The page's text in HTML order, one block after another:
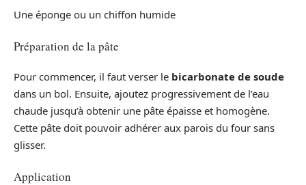
Une éponge ou un chiffon humide
Préparation de la pâte
Pour commencer, il faut verser le bicarbonate de soude
dans un bol. Ensuite, ajoutez progressivement de l’eau
chaude jusqu’à obtenir une pâte épaisse et homogène.
Cette pâte doit pouvoir adhérer aux parois du four sans
glisser.
Application